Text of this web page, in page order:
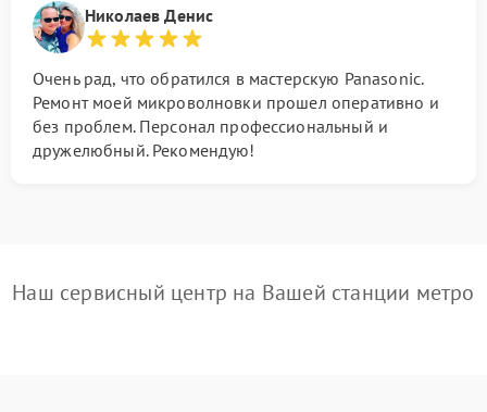
Николаев Денис
Очень рад, что обратился в мастерскую Panasonic.
Ремонт моей микроволновки прошел оперативно и
без проблем. Персонал профессиональный и
дружелюбный. Рекомендую!
Наш сервисный центр на Вашей станции метро